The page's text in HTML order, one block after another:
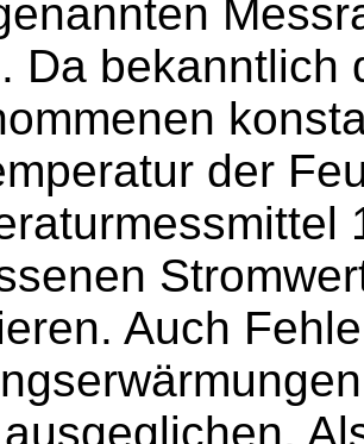
Da bekannt­lich
der
Auch